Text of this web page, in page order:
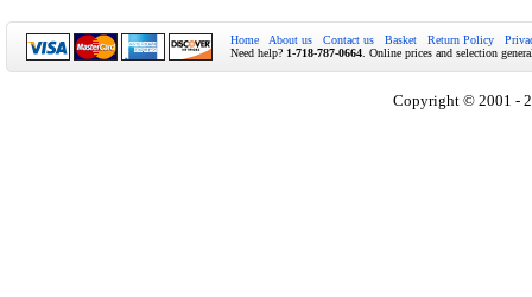
Home About us Contact us Basket Return Policy
Need help? 1-718-787-0664 . Online prices and selection
Copyright © 2001 -